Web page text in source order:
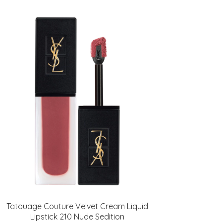
Tatouage Couture Velvet Cream Liquid
Lipstick 210 Nude Sedition